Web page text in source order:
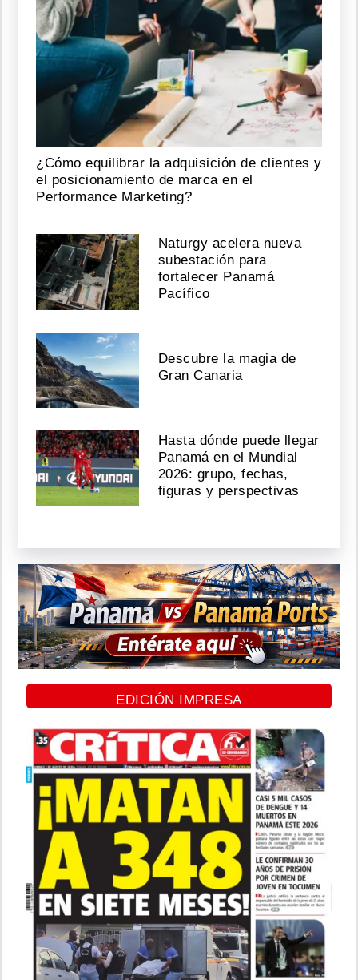
¿Cómo equilibrar la adquisición de clientes y
el posicionamiento de marca en el
Performance Marketing?
Naturgy acelera nueva
subestación para
fortalecer Panamá
Pacífico
Descubre la magia de
Gran Canaria
Hasta dónde puede llegar
Panamá en el Mundial
2026: grupo, fechas,
figuras y perspectivas
EDICIÓN IMPRESA